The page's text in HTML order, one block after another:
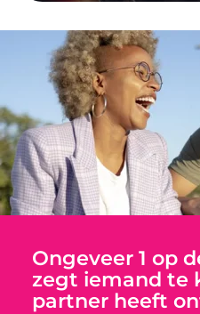
Ongeveer 1 op
zegt iemand te
partner heeft